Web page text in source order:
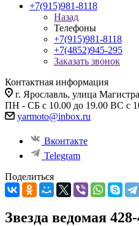
+7(915)981-8118
Назад
Телефоны
+7(915)981-8118
+7(4852)945-295
Заказать звонок
Контактная информация
г. Ярославль, улица
ПН - СБ с 10.00 до 19.00 ВС с
yarmoto@inbox.ru
Вконтакте
Telegram
Поделиться
Звезда ведомая